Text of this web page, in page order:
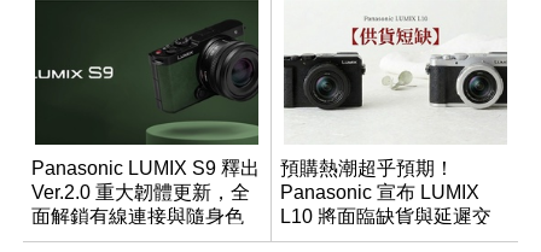
Panasonic LUMIX S9 釋出
Ver.2.0 重大韌體更新，全
面解鎖有線連接與隨身色
調編輯
預購熱潮超乎預期！
Panasonic 宣布 LUMIX
L10 將面臨缺貨與延遲交
貨時間